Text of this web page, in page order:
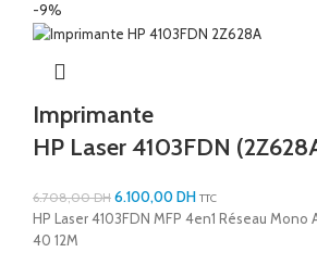
-9%
Imprimante
HP Laser 4103FDN
6.708,00DH 6.100,00DH TTC
HP Laser 4103FDN MFP 4en1 Réseau Mono
40 12M